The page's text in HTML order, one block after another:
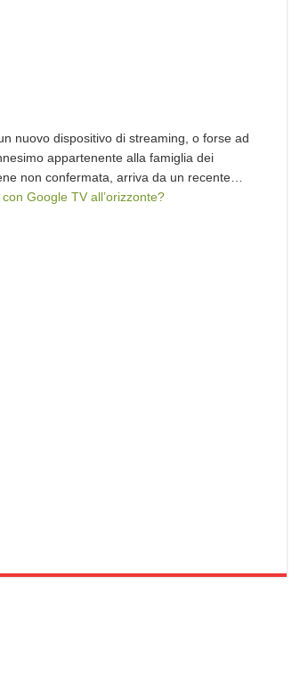
nuovo dispositivo di streaming, o forse ad
appartenente alla famiglia dei
non confermata, arriva da un recente…
Google TV all’orizzonte?